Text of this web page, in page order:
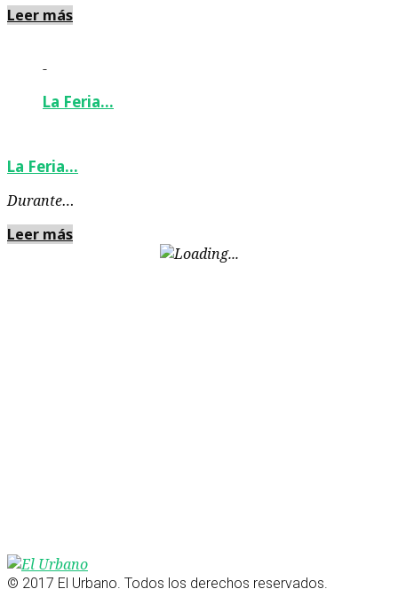
Leer más
-
La Feria…
La Feria…
Durante…
Leer más
© 2017 El Urbano. Todos los derechos reservados.